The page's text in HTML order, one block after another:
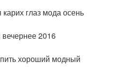
глаз мода осень
2016
хороший модный